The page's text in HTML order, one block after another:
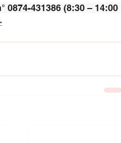
431386 (8:30 – 14:00